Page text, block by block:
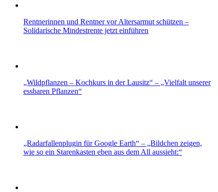
Rentnerinnen und Rentner vor Altersarmut schützen –
Solidarische Mindestrente jetzt einführen
„Wildpflanzen – Kochkurs in der Lausitz“ – „Vielfalt unserer
essbaren Pflanzen“
„Radarfallenplugin für Google Earth“ – „Bildchen zeigen,
wie so ein Starenkasten eben aus dem All aussieht:“